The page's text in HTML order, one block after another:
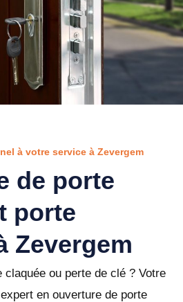
à votre service à Zevergem
de porte
porte
Zevergem
claquée ou perte de clé ? Votre
en ouverture de porte